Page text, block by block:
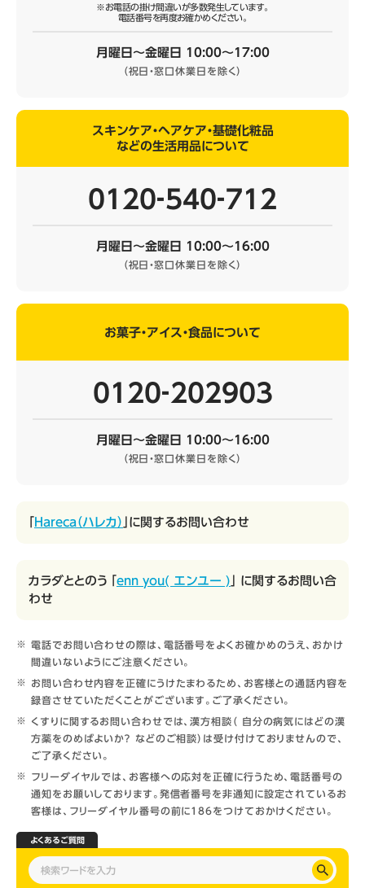
※お電話の掛け間違いが多数発生しています。
電話番号を再度お確かめください。
月曜日～金曜日 10:00～17:00
（祝日・窓口休業日を除く）
スキンケア・ヘアケア・基礎化粧品
などの生活用品について
0120‐540‐712
月曜日～金曜日 10:00～16:00
（祝日・窓口休業日を除く）
お菓子・アイス・食品について
0120‐202903
月曜日～金曜日 10:00～16:00
（祝日・窓口休業日を除く）
Hareca（ハレカ） 」に関するお問い合わせ
カラダととのう 「 enn you( エンユー ) 」 に関するお問い合
わせ
電話でお問い合わせの際は、電話番号をよくお確かめのうえ、おかけ
間違いないようにご注意ください。
お問い合わせ内容を正確にうけたまわるため、お客様との通話内容を
録音させていただくことがございます。ご了承ください。
くすりに関するお問い合わせでは、漢方相談（ 自分の病気にはどの漢
方薬をのめばよいか？ などのご相談）は受け付けておりませんので、
ご了承ください。
フリーダイヤルでは、お客様への応対を正確に行うため、電話番号の
通知をお願いしております。発信者番号を非通知に設定されているお
客様は、フリーダイヤル番号の前に186をつけておかけください。
よくあるご質問